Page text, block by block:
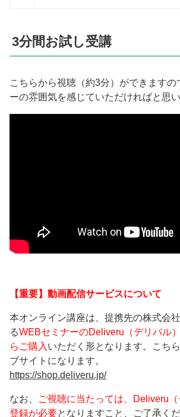
3分間お試し受講
こちらから視聴（約3分）ができますの
ーの雰囲気を感じていただければと思い
【重要】動画配信サービスについて
本オンライン講座は、提携先の株式会
るWEBセミナーのDeliveru（デリバル
らご購入 いただく形となります。こち
ブサイトになります。
https://shop.deliveru.jp/
なお、
ご視聴に当たっては、Deliveru
登録が必要となりますこと、ご了承く